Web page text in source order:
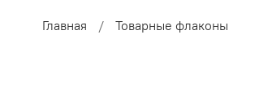
Главная Товарные флаконы